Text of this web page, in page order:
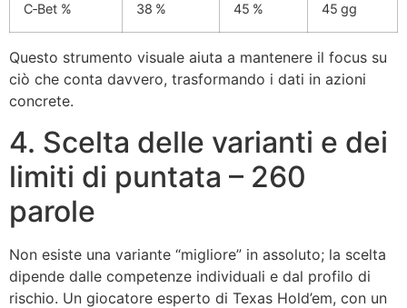
C‑Bet % 38 % 45 % 45 gg
Questo strumento visuale aiuta a mantenere il focus su
ciò che conta davvero, trasformando i dati in azioni
concrete.
4. Scelta delle varianti e dei
limiti di puntata – 260
parole
Non esiste una variante “migliore” in assoluto; la scelta
dipende dalle competenze individuali e dal profilo di
rischio. Un giocatore esperto di Texas Hold’em, con un